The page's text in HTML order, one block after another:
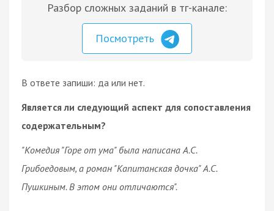
Разбор сложных заданий в тг-канале:
Посмотреть
В ответе запиши: да или нет.
Является ли следующий аспект для сопоставления
содержательным?
"Комедия "Горе от ума" была написана А.С.
Грибоедовым, а роман "Капитанская дочка" А.С.
Пушкиным. В этом они отличаются".